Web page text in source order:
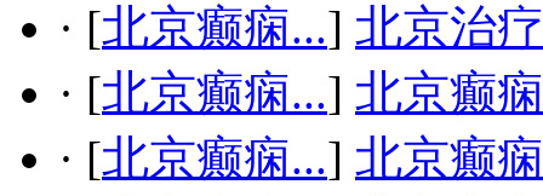
· [北京癫痫...] 北京治
· [北京癫痫...] 北京癫
· [北京癫痫...] 北京癫